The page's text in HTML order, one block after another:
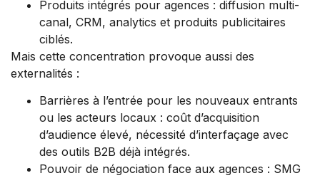
Produits intégrés pour agences : diffusion multi-
canal, CRM, analytics et produits publicitaires
ciblés.
Mais cette concentration provoque aussi des
externalités :
Barrières à l’entrée pour les nouveaux entrants
ou les acteurs locaux : coût d’acquisition
d’audience élevé, nécessité d’interfaçage avec
des outils B2B déjà intégrés.
Pouvoir de négociation face aux agences : SMG